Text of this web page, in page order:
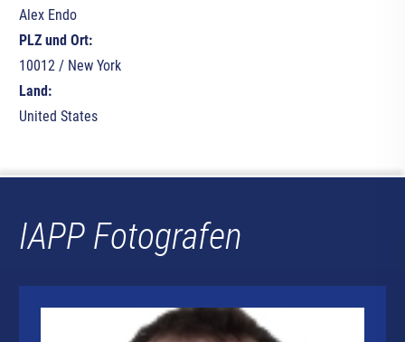
Alex Endo
PLZ und Ort:
10012 / New York
Land:
United States
IAPP Fotografen